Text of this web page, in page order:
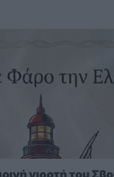
γιορτή του